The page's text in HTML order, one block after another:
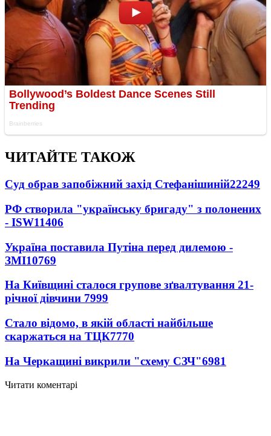
ЧИТАЙТЕ ТАКОЖ
Суд обрав запобіжний захід Стефанішиній22249
РФ створила "українську бригаду" з полонених
- ISW11406
Україна поставила Путіна перед дилемою -
ЗМІ10769
На Київщині сталося групове зґвалтування 21-
річної дівчини 7999
Стало відомо, в якій області найбільше
скаржаться на ТЦК7770
На Черкащині викрили "схему СЗЧ"6981
Читати коментарі